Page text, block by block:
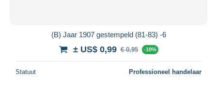
(B) Jaar 1907 gestempeld (81-83) -6
± US$ 0,99 € 0,95 -10%
Statuut Professioneel handelaar